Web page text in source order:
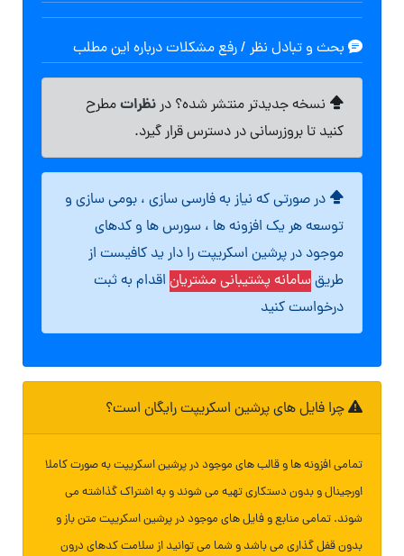
بحث و تبادل نظر / رفع مشکلات درباره این مطلب
نسخه جدیدتر منتشر شده؟ درنظراتمطرح
کنید تا بروزرسانی در دسترس قرار گیرد.
در صورتی که نیاز به فارسی سازی ، بومی سازی و
توسعه هر یک افزونه ها ، سورس ها و کدهای
موجود در پرشین اسکریپت را دار ید کافیست از
طریقسامانه پشتیبانی مشتریان اقدام به ثبت
درخواست کنید
چرا فایل های پرشین اسکریپت رایگان است؟
تمامی افزونه ها و قالب های موجود در پرشین اسکریپت به صورت کاملا
اورجینال و بدون دستکاری تهیه می شوند و به اشتراک گذاشته می
شوند. تمامی منابع و فایل های موجود در پرشین اسکریپت متن باز و
بدون قفل گذاری می باشد و شما می توانید از سلامت کدهای درون